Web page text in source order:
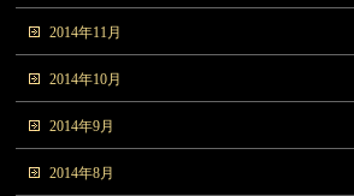
2014年11月
2014年10月
2014年9月
2014年8月